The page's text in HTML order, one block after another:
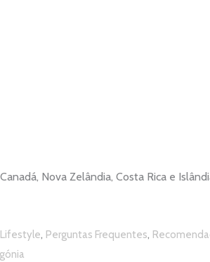
Nova Zelândia, Costa Rica e
Lifestyle, Perguntas Frequentes,